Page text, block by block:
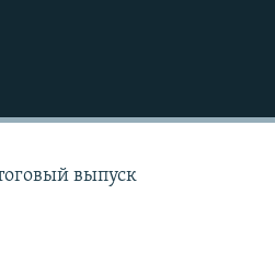
выпуск